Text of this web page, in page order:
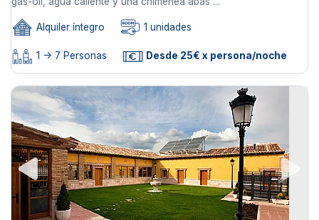
Alquiler íntegro 1 unidades
1 -> 7 Personas Desde 25€ x persona/noche